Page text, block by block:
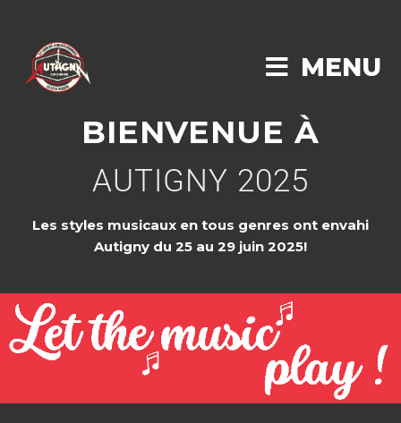
MENU
BIENVENUE À
AUTIGNY 2025
Les styles musicaux en tous genres ont envahi
Autigny du 25 au 29 juin 2025!